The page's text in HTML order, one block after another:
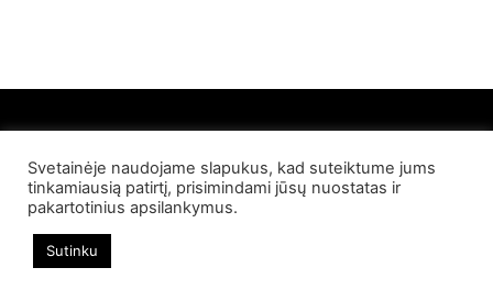
© 2022 Palangos NT. Visos teisės saugomos
Svetainėje naudojame slapukus, kad suteiktume jums
tinkamiausią patirtį, prisimindami jūsų nuostatas ir
pakartotinius apsilankymus.
Sutinku